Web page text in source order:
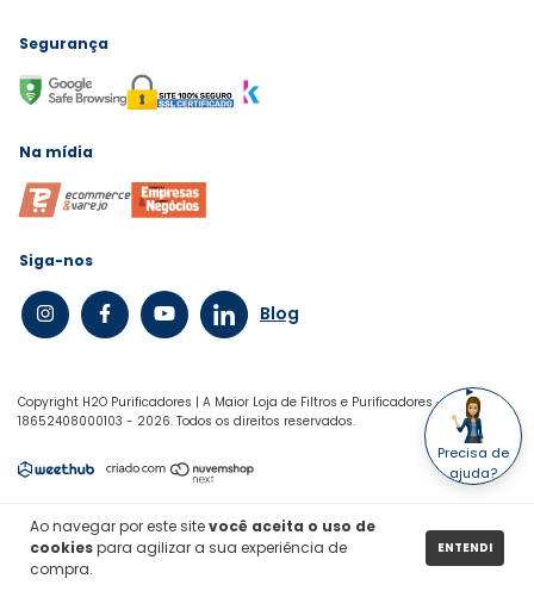
Ao navegar por este sitevocê aceita o uso de
cookiespara agilizar a sua experiência de
compra.
ENTENDI
Precisa de
ajuda?
Segurança
Na mídia
Siga-nos
Blog
Copyright H2O Purificadores | A Maior Loja de Filtros e Purificadores -
18652408000103 - 2026. Todos os direitos reservados.